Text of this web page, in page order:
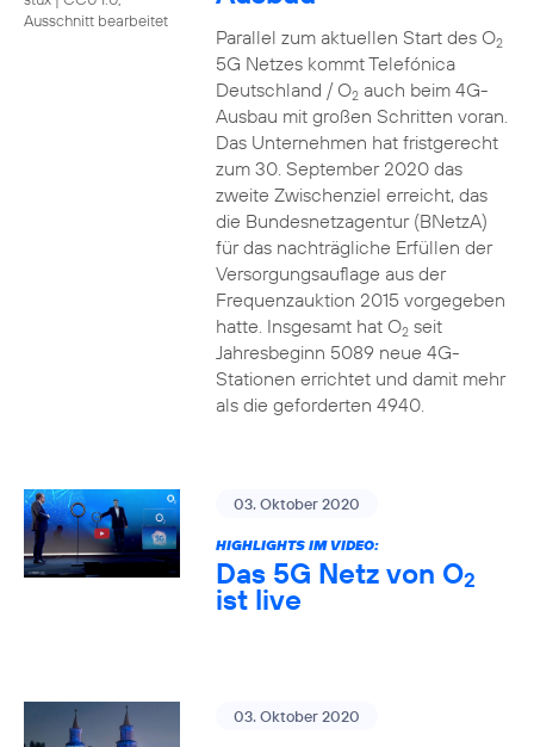
Ausschnitt bearbeitet
Parallel zum aktuellen Start des O2
5G Netzes kommt Telefónica
Deutschland / O2auch beim 4G-
Ausbau mit großen Schritten voran.
Das Unternehmen hat fristgerecht
zum 30. September 2020 das
zweite Zwischenziel erreicht, das
die Bundesnetzagentur (BNetzA)
für das nachträgliche Erfüllen der
Versorgungsauflage aus der
Frequenzauktion 2015 vorgegeben
hatte. Insgesamt hat O2seit
Jahresbeginn 5089 neue 4G-
Stationen errichtet und damit mehr
als die geforderten 4940.
03. Oktober 2020
HIGHLIGHTS IM VIDEO:
Das 5G Netz von O2
ist live
03. Oktober 2020